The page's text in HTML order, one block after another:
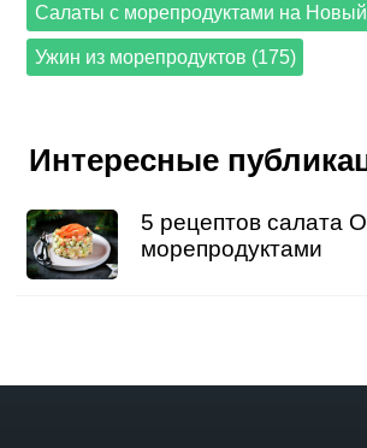
Салаты с морепродуктами на
Ужин из морепродуктов (175)
Интересные
5 рецептов салата
морепродуктами